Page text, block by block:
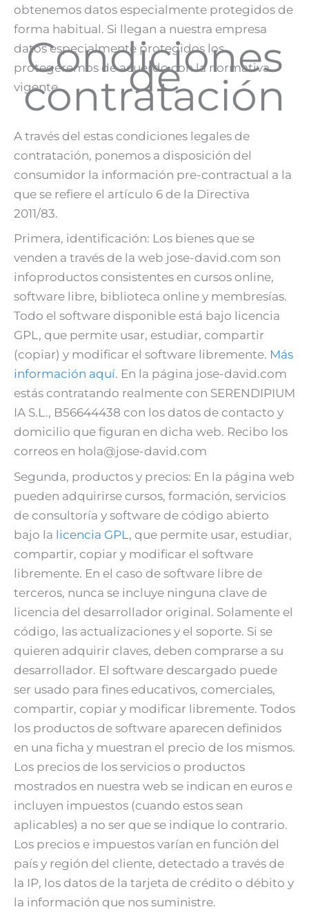
obtenemos datos especialmente protegidos de
forma habitual. Si llegan a nuestra empresa
datos especialmente protegidos los
protegeremos de acuerdo con la normativa
vigente.
Condiciones
de
contratación
A través del estas condiciones legales de
contratación, ponemos a disposición del
consumidor la información pre-contractual a la
que se refiere el artículo 6 de la Directiva
2011/83.
Primera, identificación: Los bienes que se
venden a través de la web jose-david.com son
infoproductos consistentes en cursos online,
software libre, biblioteca online y membresías.
Todo el software disponible está bajo licencia
GPL, que permite usar, estudiar, compartir
(copiar) y modificar el software libremente. Más
información aquí. En la página jose-david.com
estás contratando realmente con SERENDIPIUM
IA S.L., B56644438 con los datos de contacto y
domicilio que figuran en dicha web. Recibo los
correos en hola@jose-david.com
Segunda, productos y precios: En la página web
pueden adquirirse cursos, formación, servicios
de consultoría y software de código abierto
bajo la licencia GPL , que permite usar, estudiar,
compartir, copiar y modificar el software
libremente. En el caso de software libre de
terceros, nunca se incluye ninguna clave de
licencia del desarrollador original. Solamente el
código, las actualizaciones y el soporte. Si se
quieren adquirir claves, deben comprarse a su
desarrollador. El software descargado puede
ser usado para fines educativos, comerciales,
compartir, copiar y modificar libremente. Todos
los productos de software aparecen definidos
en una ficha y muestran el precio de los mismos.
Los precios de los servicios o productos
mostrados en nuestra web se indican en euros e
incluyen impuestos (cuando estos sean
aplicables) a no ser que se indique lo contrario.
Los precios e impuestos varían en función del
país y región del cliente, detectado a través de
la IP, los datos de la tarjeta de crédito o débito y
la información que nos suministre.